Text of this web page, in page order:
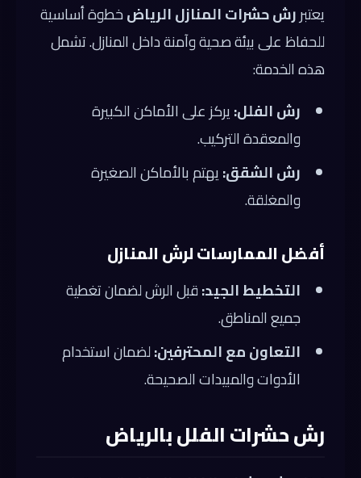
يعتبررش حشرات المنازل الرياضخطوة أساسية
للحفاظ على بيئة صحية وآمنة داخل المنازل. تشمل
هذه الخدمة:
رش الفلل:يركز على الأماكن الكبيرة
والمعقدة التركيب.
رش الشقق:يهتم بالأماكن الصغيرة
والمغلقة.
أفضل الممارسات لرش المنازل
التخطيط الجيد:قبل الرش لضمان تغطية
جميع المناطق.
التعاون مع المحترفين:لضمان استخدام
الأدوات والمبيدات الصحيحة.
رش حشرات الفلل بالرياض